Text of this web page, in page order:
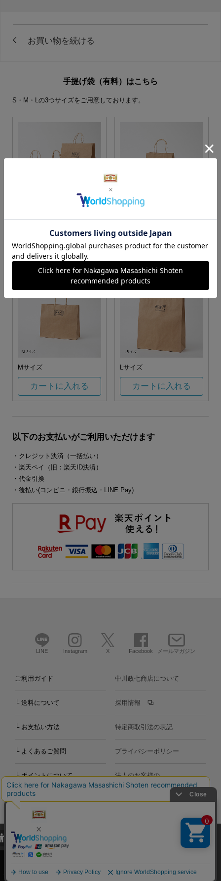
手提げ袋（有料）はこちら
S・M・Lの3つサイズをご用意しております。
カートに入れる カートに入れる
Mサイズ
カートに入れる
Lサイズ
カートに入れる
以下のお支払いがご利用いただけます
・クレジット決済（一括払い）
・楽天ペイ（旧：楽天ID決済）
・代金引換
・後払い(コンビニ・銀行振込・LINE Pay)
LINE Instagram X Facebook メールマガジン
ご利用ガイド
└ 送料について
└ お支払い方法
└ よくあるご質問
└ ポイントについて
お問い合わせ
中川政七商店について
採用情報
特定商取引法の表記
プライバシーポリシー
法人のお客様の
お問い合わせ
Copyright©2000-2026
Nakagawa Masashichi Shoten All Rights Reserved.
当サイトでは、当サイト内における閲覧履歴・属性情報などの取得およ
び利便性向上のためにクッキー（Cookie）を使用いたします。詳細に
関しては「プライバシーポリシー
承諾する